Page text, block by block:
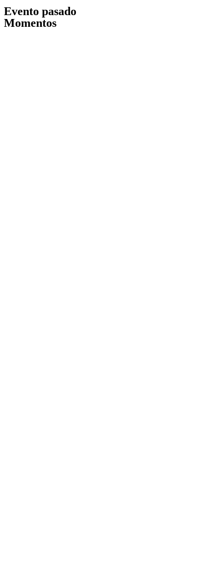
Evento pasado
Momentos